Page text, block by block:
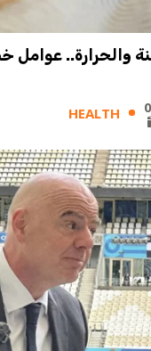
والحرارة.. عوامل
HEALTH